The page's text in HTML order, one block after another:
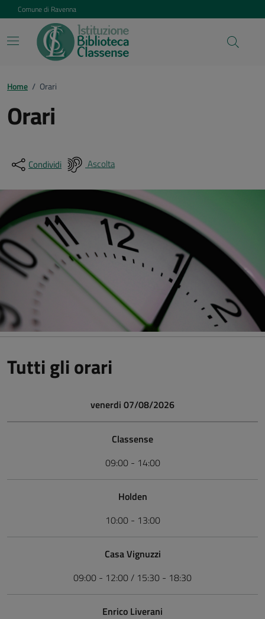
Vai ai contenuti
Vai al footer
Comune di Ravenna
Home / Orari
Orari
Condividi Ascolta
Tutti gli orari
venerdi 07/08/2026
Classense
09:00 - 14:00
Holden
10:00 - 13:00
Casa Vignuzzi
09:00 - 12:00 / 15:30 - 18:30
Enrico Liverani